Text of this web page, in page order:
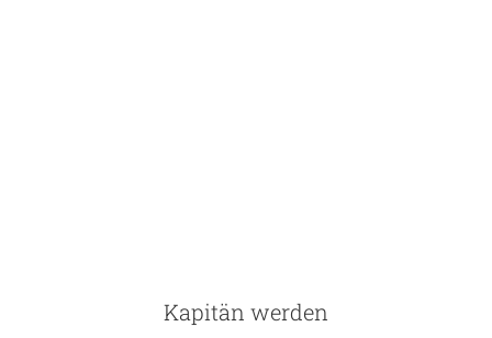
Kapitän werden